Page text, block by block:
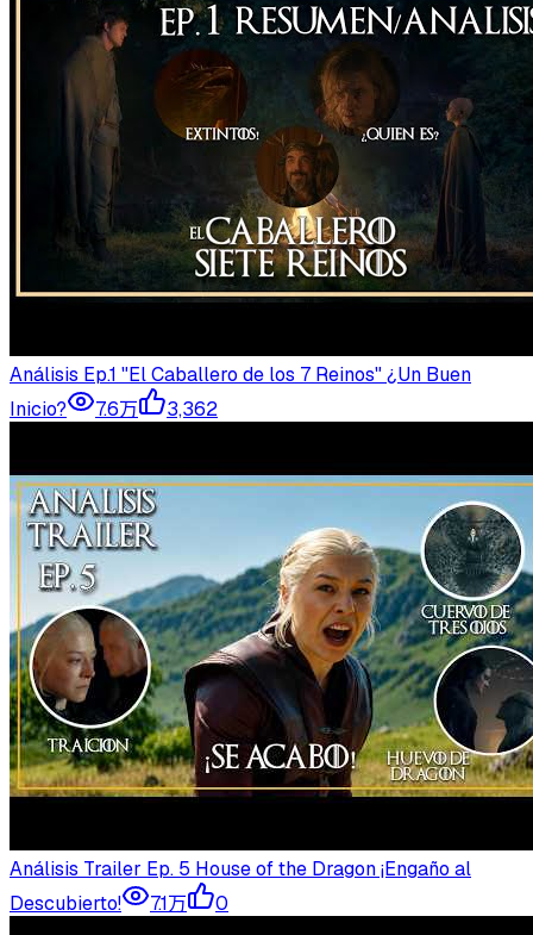
Análisis Ep.1 "El Caballero de los 7 Reinos" ¿Un Buen
Inicio?
7.6万 3,362
Análisis Trailer Ep. 5 House of the Dragon ¡Engaño al
Descubierto!
7.1万 0